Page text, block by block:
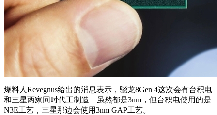
爆料人Revegnus给出的消息表示，骁龙8Gen 4这次会有台积电
和三星两家同时代工制造，虽然都是3nm，但台积电使用的是
N3E工艺，三星那边会使用3nm GAP工艺。